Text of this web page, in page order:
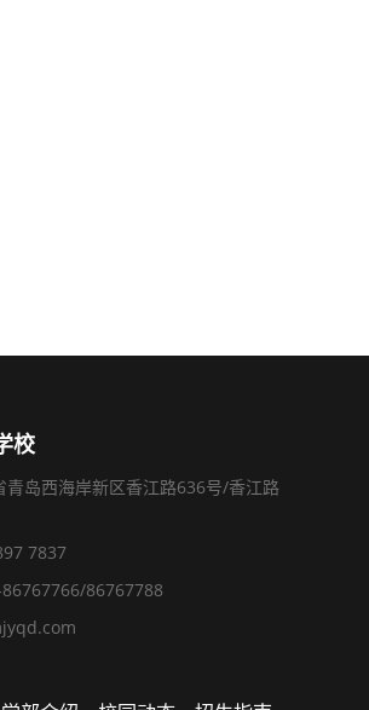
校
青岛西海岸新区香江路636号/香江路
7837
86767788